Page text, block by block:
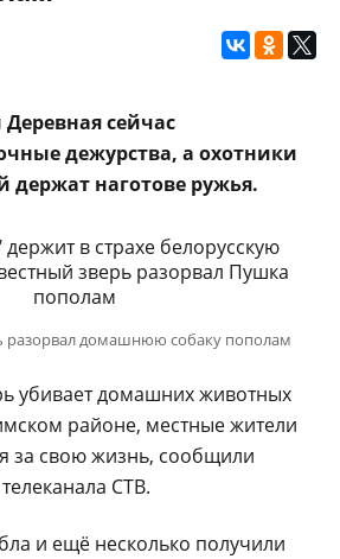
сейчас
дежурства, а охотники
держат наготове ружья.
разорвал домашнюю собаку пополам
убивает домашних животных
районе, местные жители
за свою жизнь, сообщили
СТВ.
и ещё несколько получили